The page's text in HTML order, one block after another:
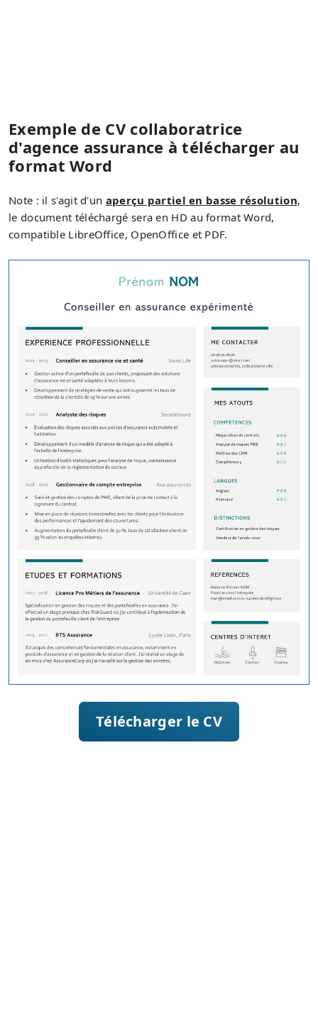
Exemple de CV collaboratrice
d'agence assurance à télécharger au
format Word
Note : il s'agit d'un aperçu partiel en basse résolution,
le document téléchargé sera en HD au format Word,
compatible LibreOffice, OpenOffice et PDF.
Télécharger le CV